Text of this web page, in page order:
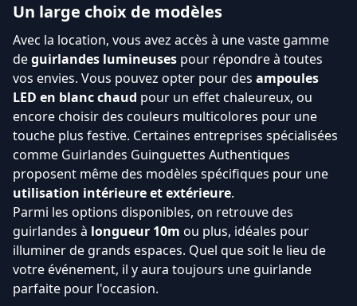
Un large choix de modèles
Avec la location, vous avez accès à une vaste gamme
deguirlandes lumineuses pour répondre à toutes
vos envies. Vous pouvez opter pour des ampoules
LED en blanc chaud pour un effet chaleureux, ou
encore choisir des couleurs multicolores pour une
touche plus festive. Certaines entreprises spécialisées
comme Guirlandes Guinguettes Authentiques
proposent même des modèles spécifiques pour une
utilisation intérieure et extérieure.
Parmi les options disponibles, on retrouve des
guirlandes à longueur 10m ou plus, idéales pour
illuminer de grands espaces. Quel que soit le lieu de
votre événement, il y aura toujours une guirlande
parfaite pour l'occasion.